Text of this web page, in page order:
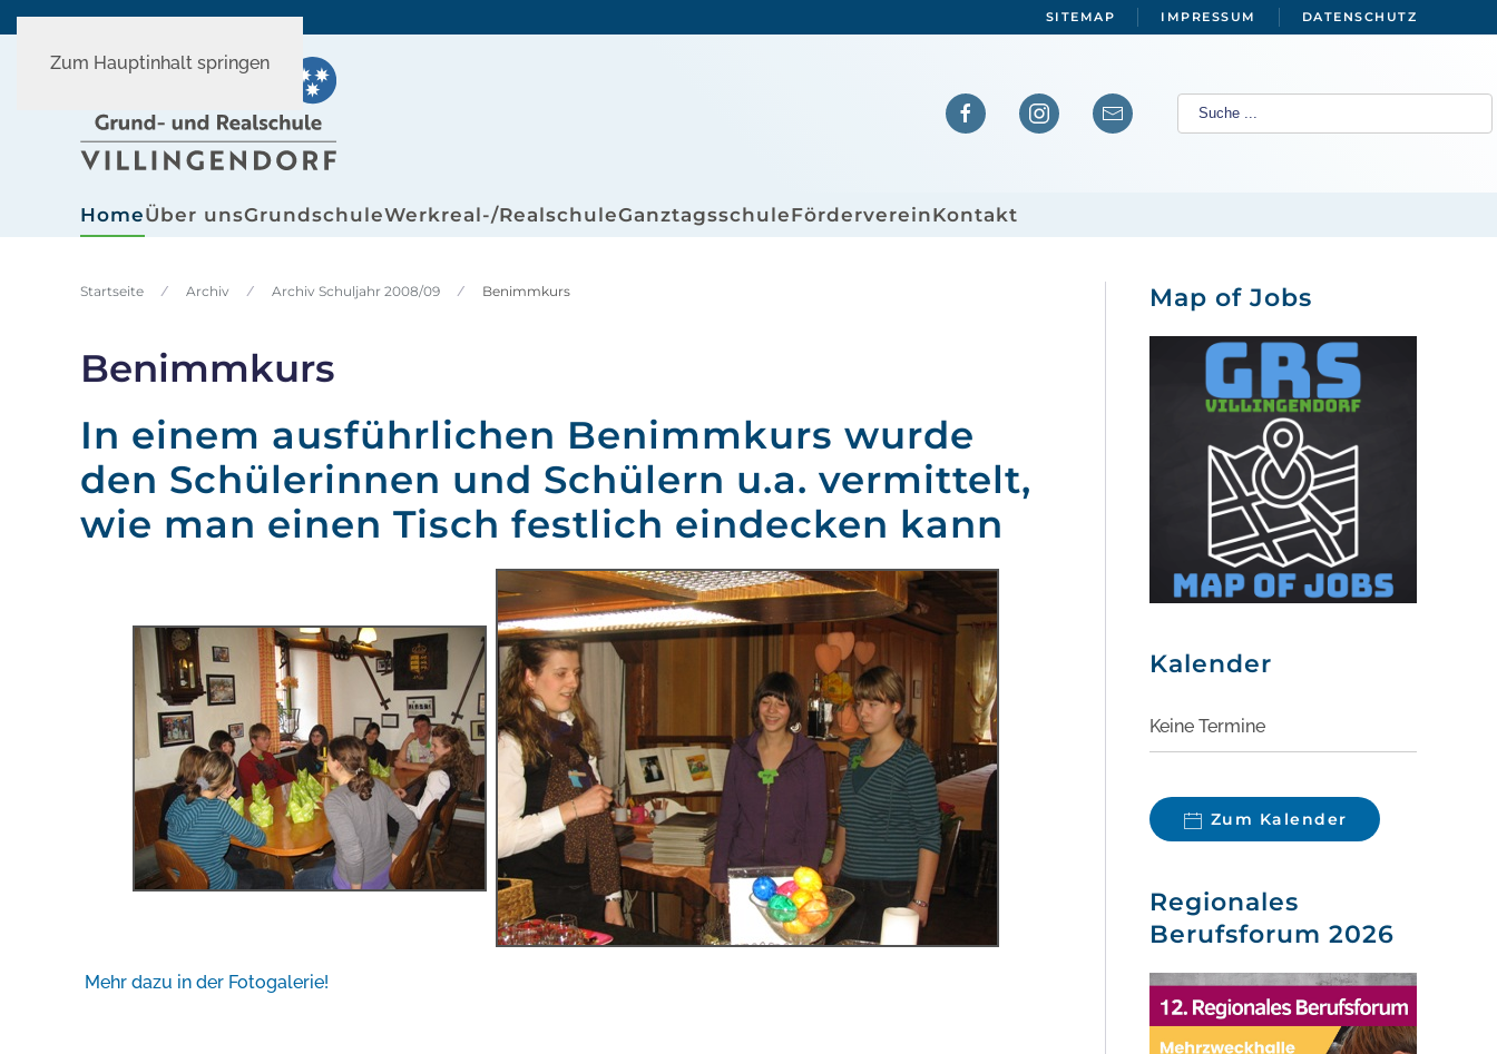
Zum Hauptinhalt springen
SITEMAP IMPRESSUM DATENSCHUTZ
HomeÜber unsGrundschuleWerkreal-/RealschuleGanztagsschuleFördervereinKontakt
Startseite Archiv Archiv Schuljahr 2008/09 Benimmkurs
Benimmkurs
In einem ausführlichen Benimmkurs wurde
den Schülerinnen und Schülern u.a. vermittelt,
wie man einen Tisch festlich eindecken kann
Mehr dazu in der Fotogalerie!
Map of Jobs
Kalender
Keine Termine
Zum Kalender
Regionales
Berufsforum 2026